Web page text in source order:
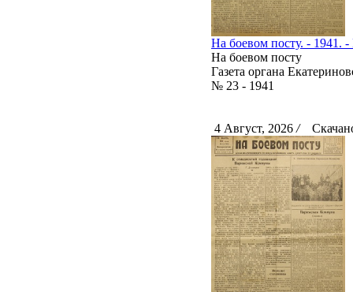
На боевом посту. - 1941.
На боевом посту
Газета органа
№ 23 - 1941
4 Август, 2026 /